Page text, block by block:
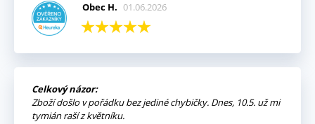
Obec H. 01.06.2026
Celkový názor:
Zboží došlo v pořádku bez jediné chybičky. Dnes, 10.5. už mi
tymián raší z květníku.